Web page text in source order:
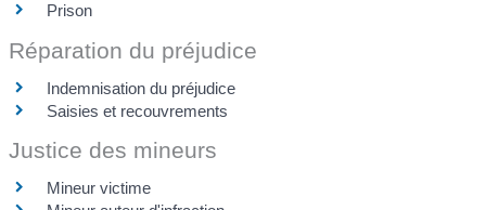
Prison
Réparation du préjudice
Indemnisation du préjudice
Saisies et recouvrements
Justice des mineurs
Mineur victime